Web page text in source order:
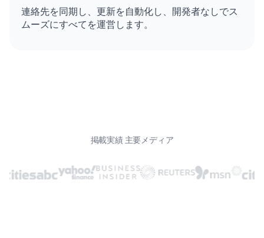
連絡先を同期し、更新を自動化し、開発者なしでス
ムーズにすべてを運営します。
掲載実績 主要メディア